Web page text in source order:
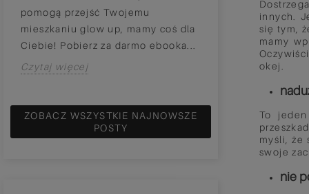
pomogą przejść Twojemu
mieszkaniu glow up, mamy coś dla
Ciebie! Pobierz za darmo ebooka...
Czytaj więcej
planujemy
stopni i
Czytaj więcej
ZOBACZ WSZYSTKIE NAJNOWSZE
POSTY
innych.
się tym,
mamy
okej.
To jeden
myśli, że
swoje
nie